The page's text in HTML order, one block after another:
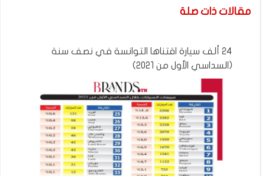
مقالات ذات صلة
24 ألف سيارة اقتناها التوانسة في نصف سنة
(السداسي الأول من 2021)